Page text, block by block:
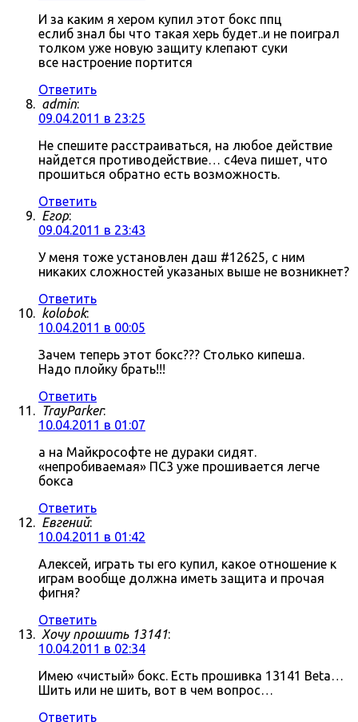
И за каким я хером купил этот бокс ппц
еслиб знал бы что такая херь будет..и не поиграл
толком уже новую защиту клепают суки
все настроение портится
Ответить
admin:
09.04.2011 в 23:25
Не спешите расстраиваться, на любое действие
найдется противодействие… c4eva пишет, что
прошиться обратно есть возможность.
Ответить
Егор:
09.04.2011 в 23:43
У меня тоже установлен даш #12625, с ним
никаких сложностей указаных выше не возникнет?
Ответить
kolobok:
10.04.2011 в 00:05
Зачем теперь этот бокс??? Столько кипеша.
Надо плойку брать!!!
Ответить
TrayParker:
10.04.2011 в 01:07
а на Майкрософте не дураки сидят.
«непробиваемая» ПС3 уже прошивается легче
бокса
Ответить
Евгений:
10.04.2011 в 01:42
Алексей, играть ты его купил, какое отношение к
играм вообще должна иметь защита и прочая
фигня?
Ответить
Хочу прошить 13141:
10.04.2011 в 02:34
Имею «чистый» бокс. Есть прошивка 13141 Beta…
Шить или не шить, вот в чем вопрос…
Ответить